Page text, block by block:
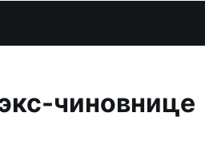
чиновнице